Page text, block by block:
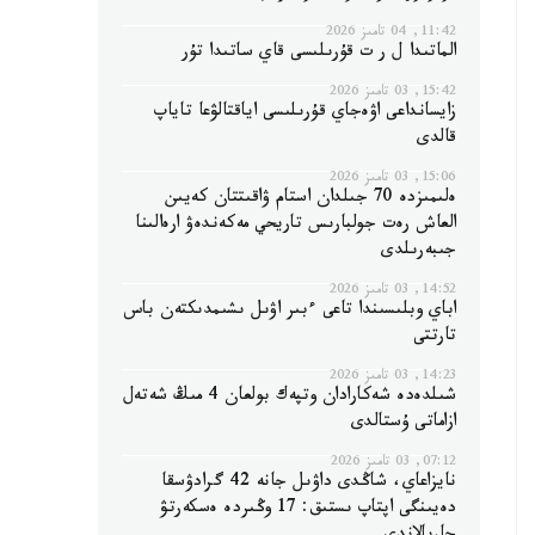
11:42, 04 تامىز 2026
الماتىدا ل ر ت قۇرىلىسى قاي ساتىدا تۇر
15:42, 03 تامىز 2026
زايسانداعى اۋەجاي قۇرىلىسى اياقتالۋعا تاياپ
قالدى
15:06, 03 تامىز 2026
ەلىمىزدە 70 جىلدان استام ۋاقىتتان كەيىن
العاش رەت جولبارىس تاريحي مەكەندەۋ ارەالىنا
جىبەرىلدى
14:52, 03 تامىز 2026
اباي وبلىسىندا تاعى ءبىر اۋىل ىشىمدىكتەن باس
تارتتى
14:23, 03 تامىز 2026
شىلدەدە شەكارادان وتپەك بولعان 4 مىڭ شەتەل
ازاماتى ۇستالدى
07:12, 03 تامىز 2026
نايزاعاي، شاڭدى داۋىل جانە 42 گرادۋسقا
دەيىنگى اپتاپ ىستىق: 17 وڭىردە ەسكەرتۋ